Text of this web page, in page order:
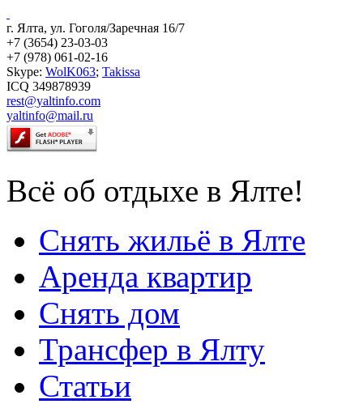
г. Ялта, ул. Гоголя/Заречная 16/7
+7 (3654) 23-03-03
+7 (978) 061-02-16
Skype: WolK063; Takissa
ICQ 349878939
rest@yaltinfo.com
yaltinfo@mail.ru
Всё об отдыхе в Ялте!
Снять жильё в Ялте
Аренда квартир
Снять дом
Трансфер в Ялту
Статьи